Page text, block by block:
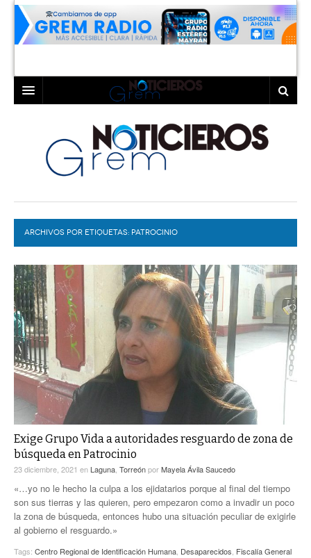
LAGUNA
TORREÓN
GÓMEZ PALACIO
LERDO
COAHUILA
DURANGO
DEPORTES
EXA
EL EXACTO
EXA INFORMA
GLOBO
CONTEXTOS
TRAYECTO LAGUNA
A MEDIA MAÑANA
A TODA LEY
DIÁLOGOS CON LA HISTORIA
TWEETS AND BEATS
LA MEJOR 97.1 ESTÉREO GALLITO
ACTUALIDADES GREM
PULSO
LA MEJOR INFORMACIÓN
COLABORADORES
PC29
ACTUALIDADES GREM
ARCHIVOS POR ETIQUETAS: PATROCINIO
Exige Grupo Vida a autoridades resguardo de zona de
búsqueda en Patrocinio
23 diciembre, 2021 en Laguna TorreónporMayela Ávila Saucedo
«…yo no le hecho la culpa a los ejidatarios porque al final del tiempo
son sus tierras y las quieren, pero empezaron como a invadir un poco
la zona de búsqueda, entonces hubo una situación peculiar de exigirle
al gobierno el resguardo.»
Tags: Centro Regional de Identificación Humana Desaparecidos Fiscalía General